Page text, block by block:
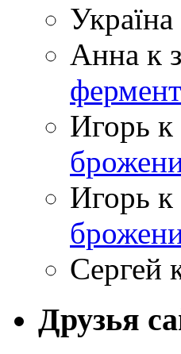
Анна к
Игорь к
Игорь к
Сергей
Друзья